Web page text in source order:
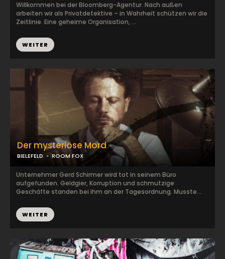
Willkommen bei der Bloomberg-Agentur. Nach außen
arbeiten wir als Privatdetektive – in Wahrheit schützen wir die
Zeitlinie. Eine geheime Organisation, ...
WEITER
Der mysteriöse Mord
BIELEFELD ROOM FOX
Unternehmer Gerd Schirmer wird tot in seinem Büro
aufgefunden. Geldgier, Korruption und schmutzige
Geschäfte standen bei ihm an der Tagesordnung. Musste...
WEITER